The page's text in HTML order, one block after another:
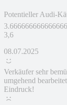
Potentieller Audi-
3,6
08.07.2025
Verkäufer sehr
umgehend
Eindruck!